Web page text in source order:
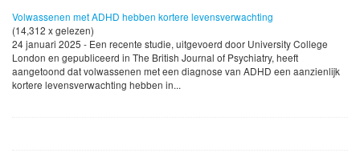
Volwassenen met ADHD hebben kortere levensverwachting
(14,312 x gelezen)
24 januari 2025 - Een recente studie, uitgevoerd door University College
London en gepubliceerd in The British Journal of Psychiatry, heeft
aangetoond dat volwassenen met een diagnose van ADHD een aanzienlijk
kortere levensverwachting hebben in...